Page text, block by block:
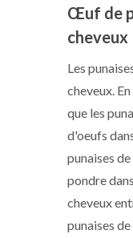
Œuf de
cheveux
Les
cheveux.
que les
d'oeufs
punaises
pondre
cheveux
punaises